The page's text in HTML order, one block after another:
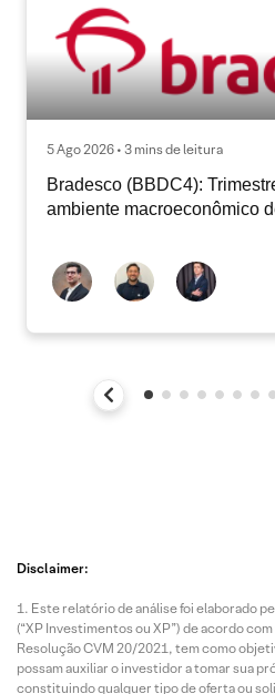
5 Ago 2026 • 3 mins de leitura
Bradesco (BBDC4):
ambiente macroeconômico
Disclaimer:
Este relatório de análise foi elaborado
(“XP Investimentos ou XP”) de acordo
Resolução CVM 20/2021, tem como
possam auxiliar o investidor a tomar sua
constituindo qualquer tipo de oferta ou